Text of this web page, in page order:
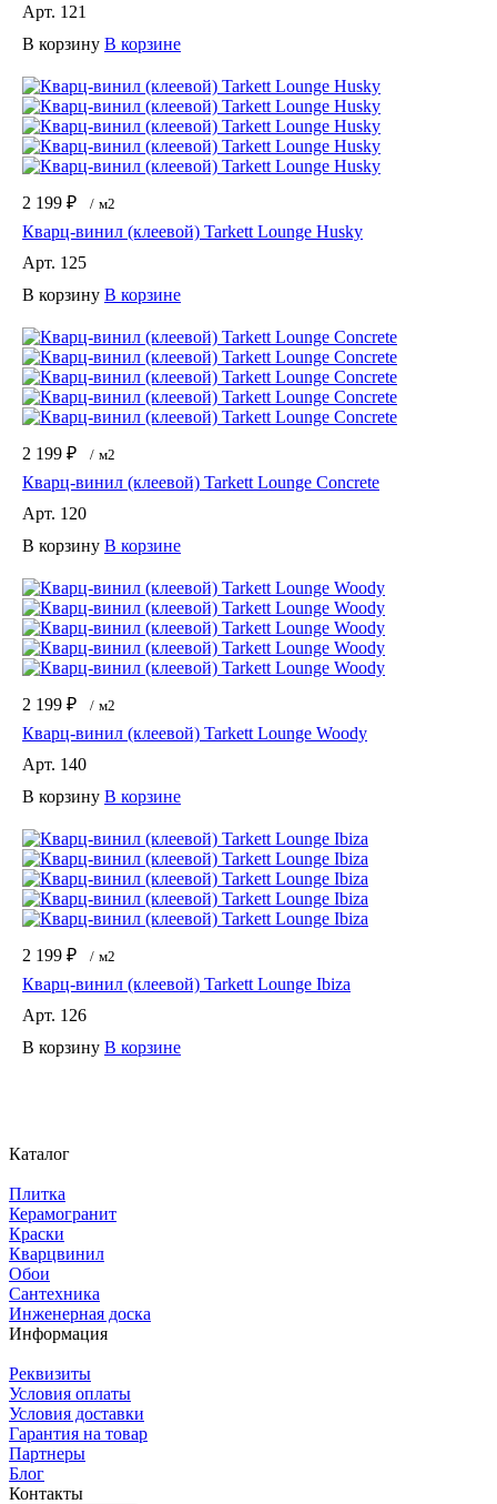
Арт. 121
В корзину В корзине
2 199 ₽ / м2
Кварц-винил (клеевой) Tarkett Lounge Husky
Арт. 125
В корзину В корзине
2 199 ₽ / м2
Кварц-винил (клеевой) Tarkett Lounge Concrete
Арт. 120
В корзину В корзине
2 199 ₽ / м2
Кварц-винил (клеевой) Tarkett Lounge Woody
Арт. 140
В корзину В корзине
2 199 ₽ / м2
Кварц-винил (клеевой) Tarkett Lounge Ibiza
Арт. 126
В корзину В корзине
Каталог
Плитка
Керамогранит
Краски
Кварцвинил
Обои
Сантехника
Инженерная доска
Информация
Реквизиты
Условия оплаты
Условия доставки
Гарантия на товар
Партнеры
Блог
Контакты